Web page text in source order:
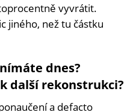
vyvrátit.
jiného, než tu částku
dnes?
další rekonstrukci?
a defacto